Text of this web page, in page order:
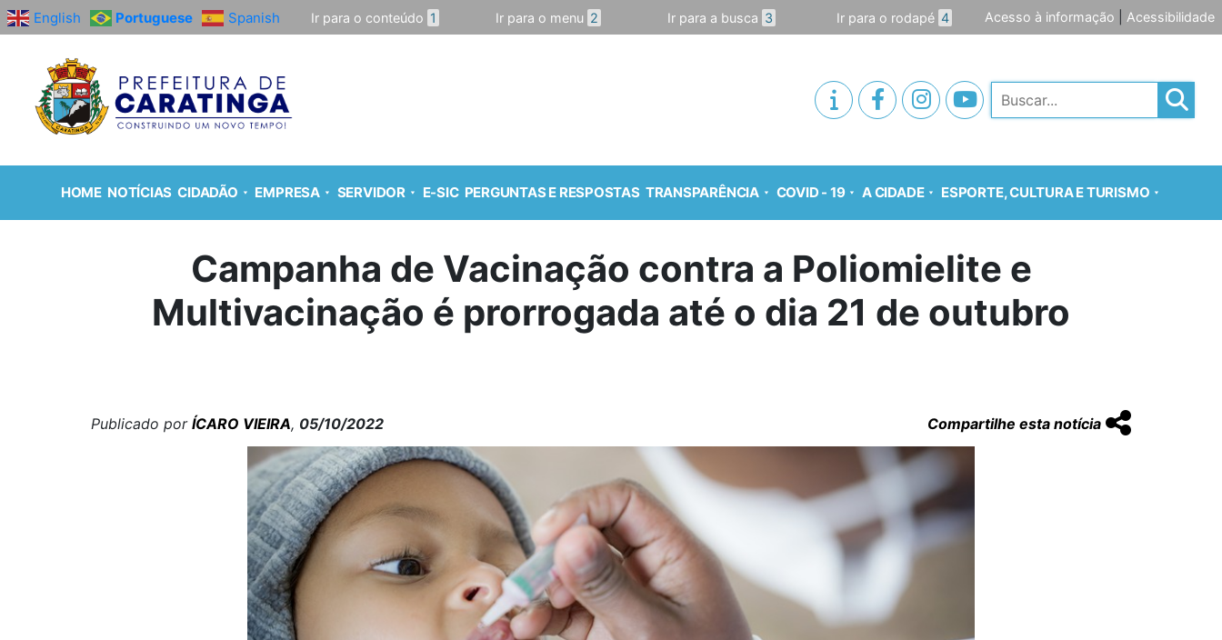
English Portuguese Spanish Ir para o conteúdo 1 Ir para o menu 2 Ir para a busca 3 Ir para o rodapé 4 Acesso à informação Acessibilidade
Pesquisar
HOME NOTÍCIAS CIDADÃO EMPRESA SERVIDOR E-SIC PERGUNTAS E RESPOSTAS TRANSPARÊNCIA COVID - 19 A CIDADE ESPORTE, CULTURA E TURISMO
Campanha de Vacinação contra a Poliomielite e
Multivacinação é prorrogada até o dia 21 de outubro
Publicado por ÍCARO VIEIRA, 05/10/2022 Compartilhe esta notícia